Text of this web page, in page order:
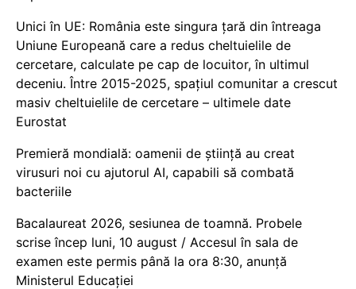
Unici în UE: România este singura țară din întreaga
Uniune Europeană care a redus cheltuielile de
cercetare, calculate pe cap de locuitor, în ultimul
deceniu. Între 2015-2025, spațiul comunitar a crescut
masiv cheltuielile de cercetare – ultimele date
Eurostat
Premieră mondială: oamenii de știință au creat
virusuri noi cu ajutorul AI, capabili să combată
bacteriile
Bacalaureat 2026, sesiunea de toamnă. Probele
scrise încep luni, 10 august / Accesul în sala de
examen este permis până la ora 8:30, anunță
Ministerul Educației